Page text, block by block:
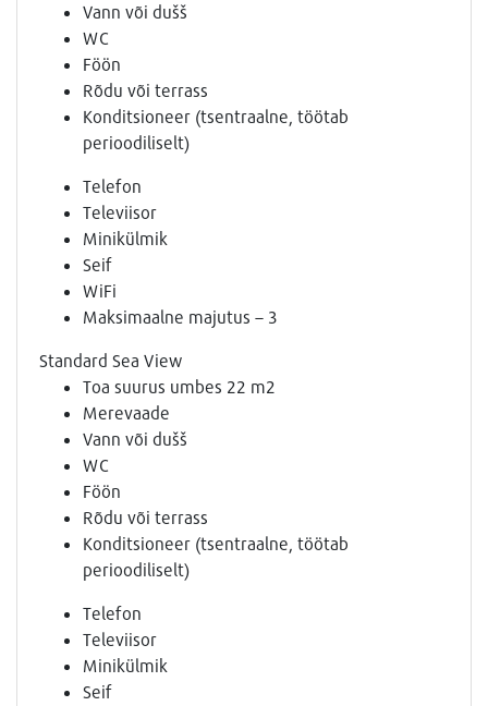
Vann või dušš
WC
Föön
Rõdu või terrass
Konditsioneer (tsentraalne, töötab
perioodiliselt)
Telefon
Televiisor
Minikülmik
Seif
WiFi
Maksimaalne majutus – 3
Standard Sea View
Toa suurus umbes 22 m2
Merevaade
Vann või dušš
WC
Föön
Rõdu või terrass
Konditsioneer (tsentraalne, töötab
perioodiliselt)
Telefon
Televiisor
Minikülmik
Seif